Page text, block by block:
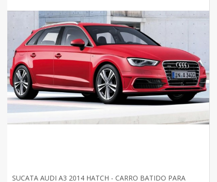
SUCATA AUDI A3 2014 HATCH - CARRO BATIDO PARA